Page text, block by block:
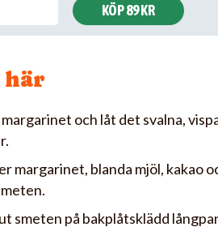
KÖP 89 KR
här
och låt det svalna,
margarinet, blanda mjöl, kakao
smeten på bakplåtsklädd